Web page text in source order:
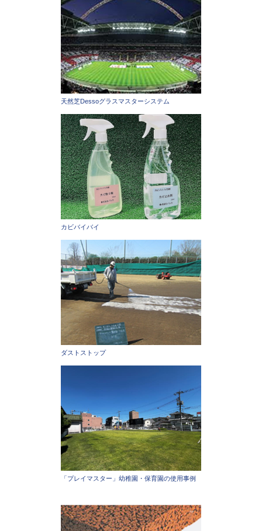
天然芝Dessoグラスマスターシステム
カビバイバイ
ダストストップ
「プレイマスター」幼稚園・保育園の使用事例